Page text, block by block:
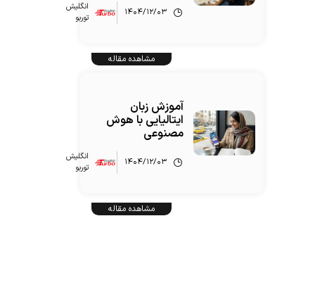
۱۴۰۴/۱۲/۰۳
انگلیش‌
توربو
مشاهده مقاله
آموزش زبان
ایتالیایی با هوش
مصنوعی
۱۴۰۴/۱۲/۰۳
انگلیش‌
توربو
مشاهده مقاله